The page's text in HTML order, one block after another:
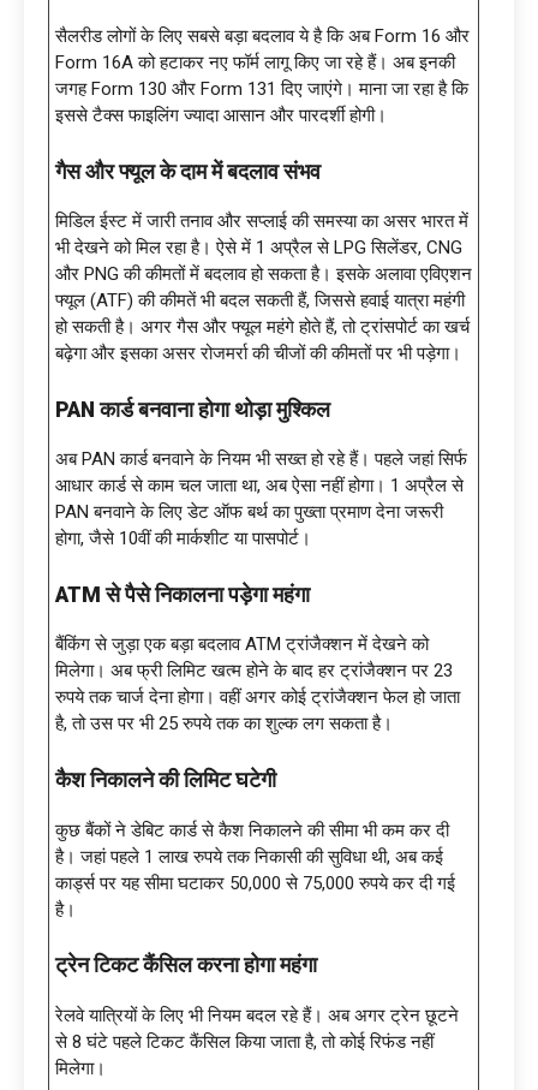
सैलरीड लोगों के लिए सबसे बड़ा बदलाव ये है कि अब Form 16 और
Form 16A को हटाकर नए फॉर्म लागू किए जा रहे हैं। अब इनकी
जगह Form 130 और Form 131 दिए जाएंगे। माना जा रहा है कि
इससे टैक्स फाइलिंग ज्यादा आसान और पारदर्शी होगी।
गैस और फ्यूल के दाम में बदलाव संभव
मिडिल ईस्ट में जारी तनाव और सप्लाई की समस्या का असर भारत में
भी देखने को मिल रहा है। ऐसे में 1 अप्रैल से LPG सिलेंडर, CNG
और PNG की कीमतों में बदलाव हो सकता है। इसके अलावा एविएशन
फ्यूल (ATF) की कीमतें भी बदल सकती हैं, जिससे हवाई यात्रा महंगी
हो सकती है। अगर गैस और फ्यूल महंगे होते हैं, तो ट्रांसपोर्ट का खर्च
बढ़ेगा और इसका असर रोजमर्रा की चीजों की कीमतों पर भी पड़ेगा।
PAN कार्ड बनवाना होगा थोड़ा मुश्किल
अब PAN कार्ड बनवाने के नियम भी सख्त हो रहे हैं। पहले जहां सिर्फ
आधार कार्ड से काम चल जाता था, अब ऐसा नहीं होगा। 1 अप्रैल से
PAN बनवाने के लिए डेट ऑफ बर्थ का पुख्ता प्रमाण देना जरूरी
होगा, जैसे 10वीं की मार्कशीट या पासपोर्ट।
ATM से पैसे निकालना पड़ेगा महंगा
बैंकिंग से जुड़ा एक बड़ा बदलाव ATM ट्रांजैक्शन में देखने को
मिलेगा। अब फ्री लिमिट खत्म होने के बाद हर ट्रांजैक्शन पर 23
रुपये तक चार्ज देना होगा। वहीं अगर कोई ट्रांजैक्शन फेल हो जाता
है, तो उस पर भी 25 रुपये तक का शुल्क लग सकता है।
कैश निकालने की लिमिट घटेगी
कुछ बैंकों ने डेबिट कार्ड से कैश निकालने की सीमा भी कम कर दी
है। जहां पहले 1 लाख रुपये तक निकासी की सुविधा थी, अब कई
कार्ड्स पर यह सीमा घटाकर 50,000 से 75,000 रुपये कर दी गई
है।
ट्रेन टिकट कैंसिल करना होगा महंगा
रेलवे यात्रियों के लिए भी नियम बदल रहे हैं। अब अगर ट्रेन छूटने
से 8 घंटे पहले टिकट कैंसिल किया जाता है, तो कोई रिफंड नहीं
मिलेगा।